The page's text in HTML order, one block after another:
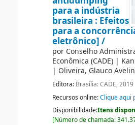
para a indústria
brasileira : Efeitos
para a
eletrônico] /
por Conselho
Econômica (CADE)|
| Oliveira, Glauco
Editora: Brasília: CADE, 2019
Recursos online:Clique aqui
Disponibilidade:Itens
[Número de chamada: